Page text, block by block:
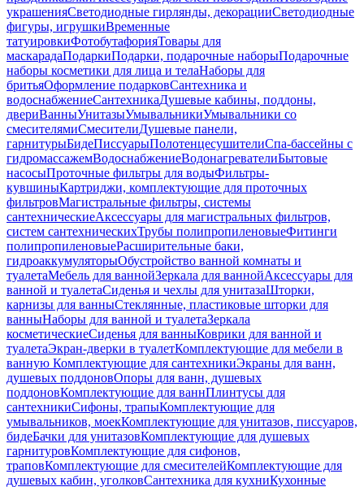
украшенияСветодиодные гирлянды, декорацииСветодиодные
фигуры, игрушкиВременные
татуировкиФотобутафорияТовары для
маскарадаПодаркиПодарки, подарочные наборыПодарочные
наборы косметики для лица и телаНаборы для
бритьяОформление подарковСантехника и
водоснабжениеСантехникаДушевые кабины, поддоны,
двериВанныУнитазыУмывальникиУмывальники со
смесителямиСмесителиДушевые панели,
гарнитурыБидеПиссуарыПолотенцесушителиСпа-бассейны с
гидромассажемВодоснабжениеВодонагревателиБытовые
насосыПроточные фильтры для водыФильтры-
кувшиныКартриджи, комплектующие для проточных
фильтровМагистральные фильтры, системы
сантехническиеАксессуары для магистральных фильтров,
систем сантехническихТрубы полипропиленовыеФитинги
полипропиленовыеРасширительные баки,
гидроаккумуляторыОбустройство ванной комнаты и
туалетаМебель для ваннойЗеркала для ваннойАксессуары для
ванной и туалетаСиденья и чехлы для унитазаШторки,
карнизы для ванныСтеклянные, пластиковые шторки для
ванныНаборы для ванной и туалетаЗеркала
косметическиеСиденья для ванныКоврики для ванной и
туалетаЭкран-дверки в туалетКомплектующие для мебели в
ванную Комплектующие для сантехникиЭкраны для ванн,
душевых поддоновОпоры для ванн, душевых
поддоновКомплектующие для ваннПлинтусы для
сантехникиСифоны, трапыКомплектующие для
умывальников, моекКомплектующие для унитазов, писсуаров,
бидеБачки для унитазовКомплектующие для душевых
гарнитуровКомплектующие для сифонов,
траповКомплектующие для смесителейКомплектующие для
душевых кабин, уголковСантехника для кухниКухонные